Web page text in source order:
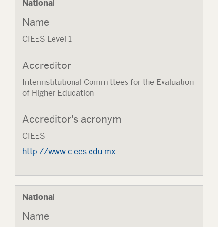
National
Name
CIEES Level 1
Accreditor
Interinstitutional Committees for the Evaluation
of Higher Education
Accreditor's acronym
CIEES
http://www.ciees.edu.mx
National
Name